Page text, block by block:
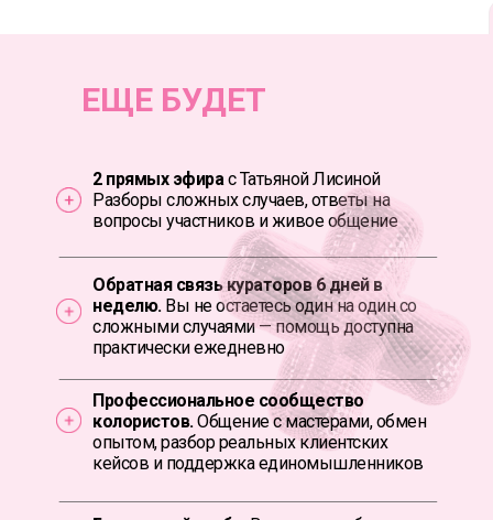
Обратная связь кураторов 6 дней в
неделю. Вы не остаетесь один на один со
сложными случаями — помощь доступна
практически ежедневно
2 прямых эфирас Татьяной Лисиной
Разборы сложных случаев, ответы на
вопросы участников и живое общение
ЕЩЕ БУДЕТ
Профессиональное сообщество
колористов.Общение с мастерами, обмен
опытом, разбор реальных клиентских
кейсов и поддержка единомышленников